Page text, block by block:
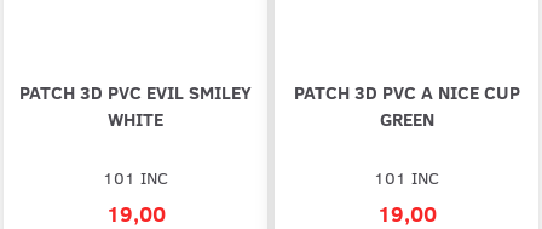
PATCH 3D PVC EVIL SMILEY
WHITE
101 INC
19,00
PATCH 3D PVC A NICE CUP
GREEN
101 INC
19,00